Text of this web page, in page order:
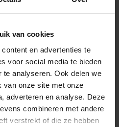
van cookies
en advertenties te
voor social media te bieden
analyseren. Ook delen we
van onze site met onze
adverteren en analyse. Deze
combineren met andere
verstrekt of die ze hebben
€10,05
€0,17
€60,00